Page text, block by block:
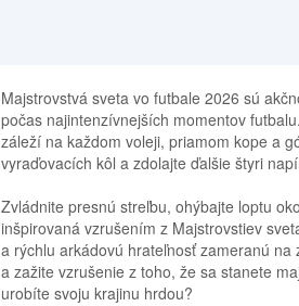
Majstrovstvá sveta vo futbale 2026 sú
počas najintenzívnejších momentov
záleží na každom voleji, priamom kope a
vyraďovacích kôl a zdolajte ďalšie štyri
Zvládnite presnú streľbu, ohýbajte loptu
inšpirovaná vzrušením z Majstrovstiev
a rýchlu arkádovú hrateľnosť zameranú
a zažite vzrušenie z toho, že sa stanete
urobíte svoju krajinu hrdou?